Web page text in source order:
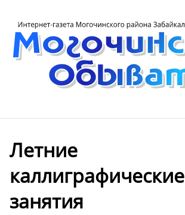
Летние
каллиграфические
занятия